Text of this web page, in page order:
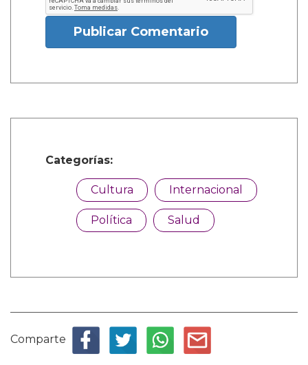
Publicar Comentario
Categorías:
Cultura Internacional
Política Salud
Comparte